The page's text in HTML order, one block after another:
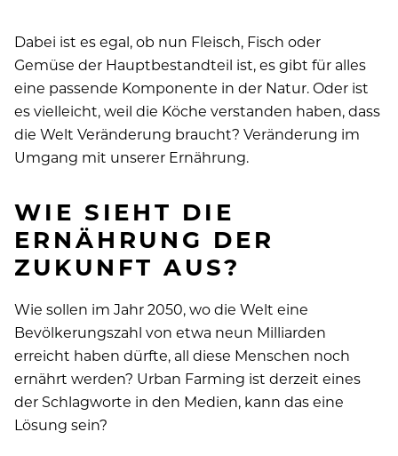
Dabei ist es egal, ob nun Fleisch, Fisch oder
Gemüse der Hauptbestandteil ist, es gibt für alles
eine passende Komponente in der Natur. Oder ist
es vielleicht, weil die Köche verstanden haben, dass
die Welt Veränderung braucht? Veränderung im
Umgang mit unserer Ernährung.
WIE SIEHT DIE
ERNÄHRUNG DER
ZUKUNFT AUS?
Wie sollen im Jahr 2050, wo die Welt eine
Bevölkerungszahl von etwa neun Milliarden
erreicht haben dürfte, all diese Menschen noch
ernährt werden? Urban Farming ist derzeit eines
der Schlagworte in den Medien, kann das eine
Lösung sein?